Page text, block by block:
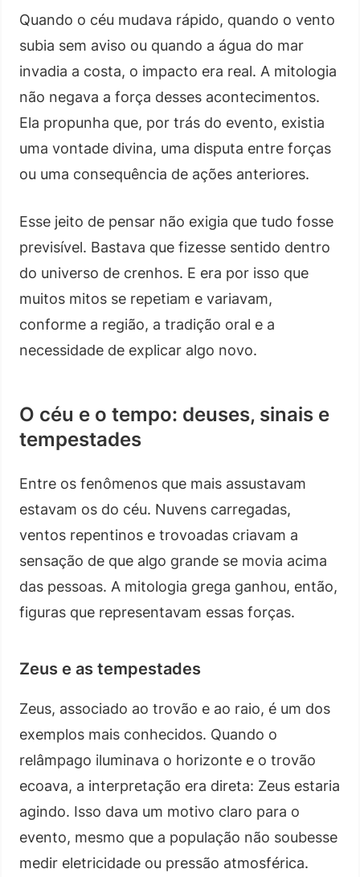
Quando o céu mudava rápido, quando o vento
subia sem aviso ou quando a água do mar
invadia a costa, o impacto era real. A mitologia
não negava a força desses acontecimentos.
Ela propunha que, por trás do evento, existia
uma vontade divina, uma disputa entre forças
ou uma consequência de ações anteriores.
Esse jeito de pensar não exigia que tudo fosse
previsível. Bastava que fizesse sentido dentro
do universo de crenhos. E era por isso que
muitos mitos se repetiam e variavam,
conforme a região, a tradição oral e a
necessidade de explicar algo novo.
O céu e o tempo: deuses, sinais e
tempestades
Entre os fenômenos que mais assustavam
estavam os do céu. Nuvens carregadas,
ventos repentinos e trovoadas criavam a
sensação de que algo grande se movia acima
das pessoas. A mitologia grega ganhou, então,
figuras que representavam essas forças.
Zeus e as tempestades
Zeus, associado ao trovão e ao raio, é um dos
exemplos mais conhecidos. Quando o
relâmpago iluminava o horizonte e o trovão
ecoava, a interpretação era direta: Zeus estaria
agindo. Isso dava um motivo claro para o
evento, mesmo que a população não soubesse
medir eletricidade ou pressão atmosférica.